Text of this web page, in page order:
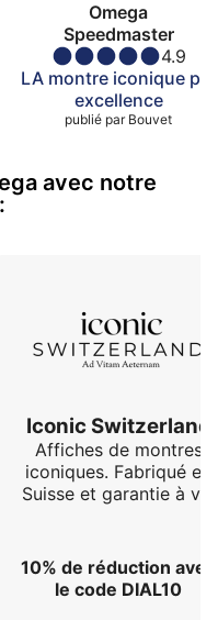
Omega
Speedmaster
4.9
LA montre iconique par
excellence
publié par Bouvet
avec notre
Iconic Switzerland
Affiches de montres
iconiques. Fabriqué en
Suisse et garantie à vie
10% de réduction avec
le code DIAL10